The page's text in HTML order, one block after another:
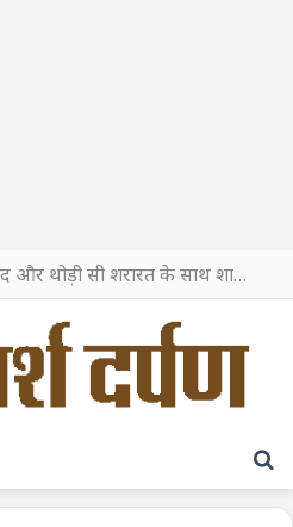
TPAG भारत के रक्त सुरक्षा पारिस्थितिकी तंत्र को मज़बूत करने के लिए विशेषज्ञों को एक मंच पर लाया